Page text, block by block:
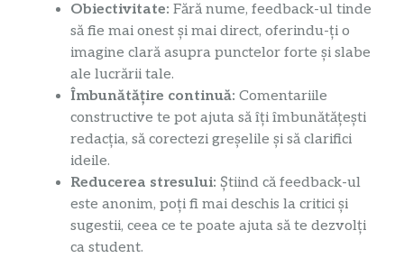
Obiectivitate: Fără nume, feedback-ul tinde
să fie mai onest și mai direct, oferindu-ți o
imagine clară asupra punctelor forte și slabe
ale lucrării tale.
Îmbunătățire continuă: Comentariile
constructive te pot ajuta să îți îmbunătățești
redacția, să corectezi greșelile și să clarifici
ideile.
Reducerea stresului: Știind că feedback-ul
este anonim, poți fi mai deschis la critici și
sugestii, ceea ce te poate ajuta să te dezvolți
ca student.